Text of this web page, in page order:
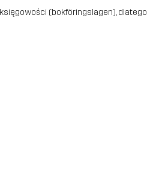
(bokföringslagen), dlatego